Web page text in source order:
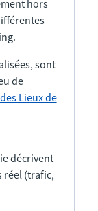
hors
sont
de
Lieux de
décrivent
réel (trafic,